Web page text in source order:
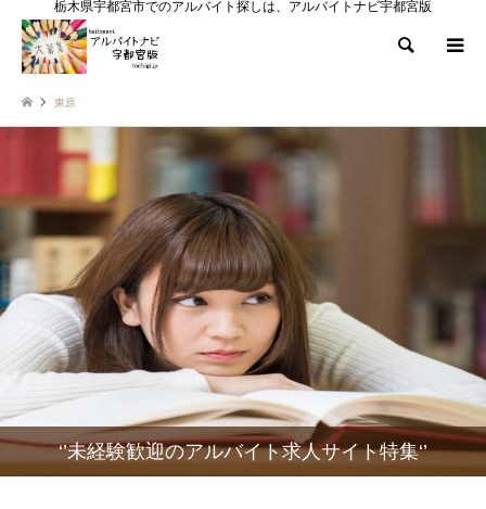
栃木県宇都宮市でのアルバイト探しは、アルバイトナビ宇都宮版
検索
東原
‘’未経験歓迎のアルバイト求人サイト特集‘’